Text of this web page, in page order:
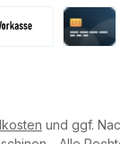
sofortKlarna
und ggf.